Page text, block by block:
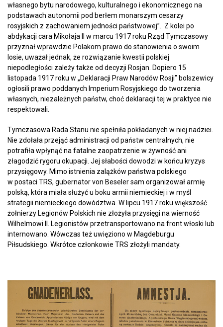
własnego bytu narodowego, kulturalnego i ekonomicznego na
podstawach autonomii pod berłem monarszym cesarzy
rosyjskich z zachowaniem jedności państwowej”. Z kolei po
abdykacji cara Mikołaja II w marcu 1917 roku Rząd Tymczasowy
przyznał wprawdzie Polakom prawo do stanowienia o swoim
losie, uważał jednak, że rozwiązanie kwestii polskiej
niepodległości zależy także od decyzji Rosjan. Dopiero 15
listopada 1917 roku w „Deklaracji Praw Narodów Rosji” bolszewicy
ogłosili prawo poddanych Imperium Rosyjskiego do tworzenia
własnych, niezależnych państw, choć deklaracji tej w praktyce nie
respektowali.
Tymczasowa Rada Stanu nie spełniła pokładanych w niej nadziei.
Nie zdołała przejąć administracji od państw centralnych, nie
potrafiła wpłynąć na fatalne zaopatrzenie w żywność ani
złagodzić rygoru okupacji. Jej słabości dowodzi w końcu kryzys
przysięgowy. Mimo istnienia zalążków państwa polskiego
w postaci TRS, gubernator von Beseler sam organizował armię
polską, która miała służyć u boku armii niemieckiej i w myśl
strategii niemieckiego dowództwa. W lipcu 1917 roku większość
żołnierzy Legionów Polskich nie złożyła przysięgi na wierność
Wilhelmowi II. Legionistów przetransportowano na front włoski lub
internowano. Wówczas też uwięziono w Magdeburgu
Piłsudskiego. Wkrótce członkowie TRS złożyli mandaty.